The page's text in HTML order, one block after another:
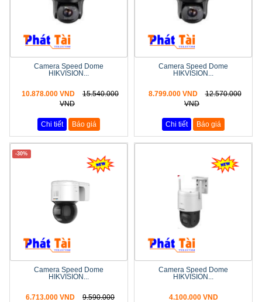
Camera Speed Dome
HIKVISION...
10.878.000 VND
15.540.000
VND
Chi tiết Báo giá
Camera Speed Dome
HIKVISION...
8.799.000 VND
12.570.000
VND
Chi tiết Báo giá
-30%
Camera Speed Dome
HIKVISION...
6.713.000 VND
9.590.000
Camera Speed Dome
HIKVISION...
4.100.000 VND